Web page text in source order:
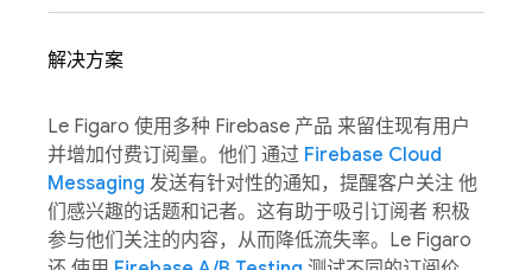
解决方案
Le Figaro 使用多种 Firebase 产品 来留住现有用户
并增加付费订阅量。他们 通过 Firebase Cloud
Messaging 发送有针对性的通知，提醒客户关注 他
们感兴趣的话题和记者。这有助于吸引订阅者 积极
参与他们关注的内容，从而降低流失率。Le Figaro